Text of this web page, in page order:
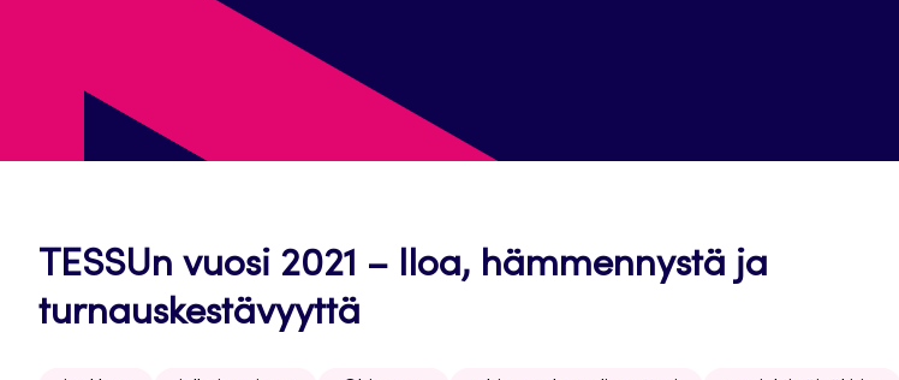
TESSUn vuosi 2021 – Iloa, hämmennystä ja
turnauskestävyyttä